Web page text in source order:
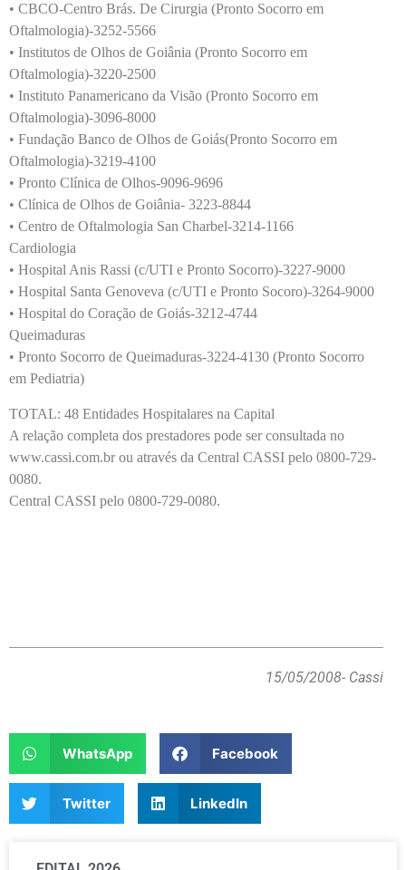
• CBCO-Centro Brás. De Cirurgia (Pronto Socorro em
Oftalmologia)-3252-5566
• Institutos de Olhos de Goiânia (Pronto Socorro em
Oftalmologia)-3220-2500
• Instituto Panamericano da Visão (Pronto Socorro em
Oftalmologia)-3096-8000
• Fundação Banco de Olhos de Goiás(Pronto Socorro em
Oftalmologia)-3219-4100
• Pronto Clínica de Olhos-9096-9696
• Clínica de Olhos de Goiânia- 3223-8844
• Centro de Oftalmologia San Charbel-3214-1166
Cardiologia
• Hospital Anis Rassi (c/UTI e Pronto Socorro)-3227-9000
• Hospital Santa Genoveva (c/UTI e Pronto Socoro)-3264-9000
• Hospital do Coração de Goiás-3212-4744
Queimaduras
• Pronto Socorro de Queimaduras-3224-4130 (Pronto Socorro
em Pediatria)
TOTAL: 48 Entidades Hospitalares na Capital
A relação completa dos prestadores pode ser consultada no
www.cassi.com.br ou através da Central CASSI pelo 0800-729-
0080.
Central CASSI pelo 0800-729-0080.
15/05/2008- Cassi
WhatsApp Facebook
Twitter LinkedIn